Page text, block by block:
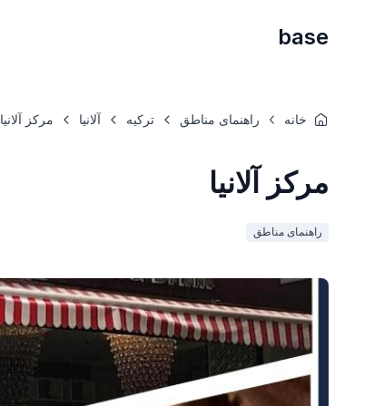
base
خانه راهنمای مناطق ترکیه آلانیا مرکز آلانیا
مرکز آلانیا
راهنمای مناطق